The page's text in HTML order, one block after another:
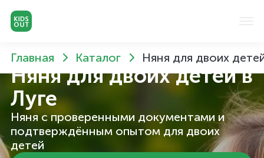
Главная Каталог Няня для двоих
Няня для двоих детей в
Луге
Няня с проверенными документами и
подтверждённым опытом для двоих
детей